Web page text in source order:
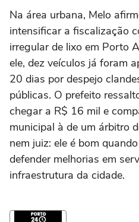
Na área urbana, Melo
intensificar a fiscalização
irregular de lixo em Porto
ele, dez veículos já foram
20 dias por despejo
públicas. O prefeito
chegar a R$ 16 mil e
municipal à de um árbitro
nem juiz: ele é bom
defender melhorias em
infraestrutura da cidade.